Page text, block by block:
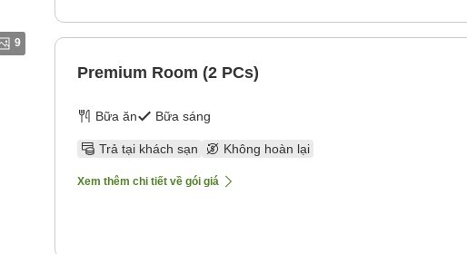
9
Premium Room (2 PCs)
Bữa ăn Bữa sáng
Trả tại khách sạn Không hoàn lại
Xem thêm chi tiết về gói giá